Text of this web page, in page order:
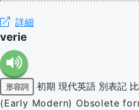
詳細
verie
形容詞 初期 現代英語 別表記
(Early Modern) Obsolete